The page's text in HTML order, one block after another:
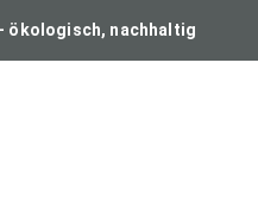
ökologisch, nachhaltig